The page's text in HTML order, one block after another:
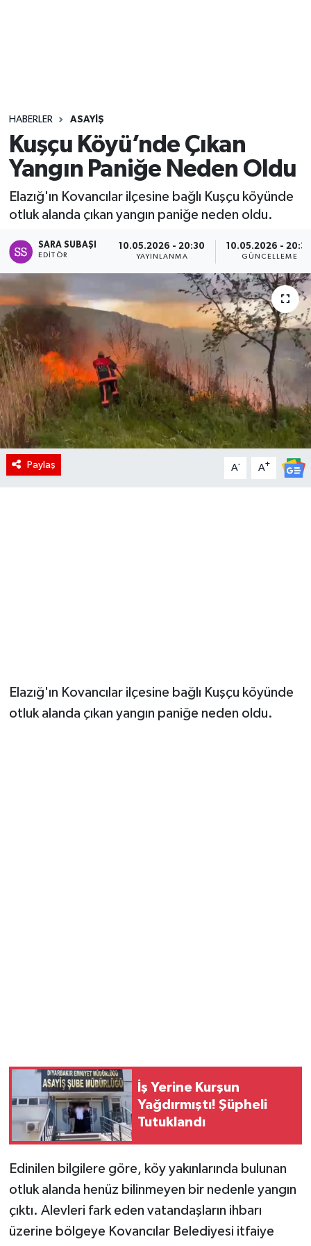
HABERLER ASAYIŞ
Kuşçu Köyü’nde Çıkan
Yangın Paniğe Neden Oldu
Elazığ'ın Kovancılar ilçesine bağlı Kuşçu köyünde
otluk alanda çıkan yangın paniğe neden oldu.
SARA SUBAŞI
EDITÖR
10.05.2026 - 20:30
YAYINLANMA
10.05.2026 -
GÜNCELLEME
Paylaş A- A+
Elazığ'ın Kovancılar ilçesine bağlı Kuşçu köyünde
otluk alanda çıkan yangın paniğe neden oldu.
İş Yerine Kurşun
Yağdırmıştı! Şüpheli
Tutuklandı
Edinilen bilgilere göre, köy yakınlarında bulunan
otluk alanda henüz bilinmeyen bir nedenle yangın
çıktı. Alevleri fark eden vatandaşların ihbarı
üzerine bölgeye Kovancılar Belediyesi itfaiye
Yaşam